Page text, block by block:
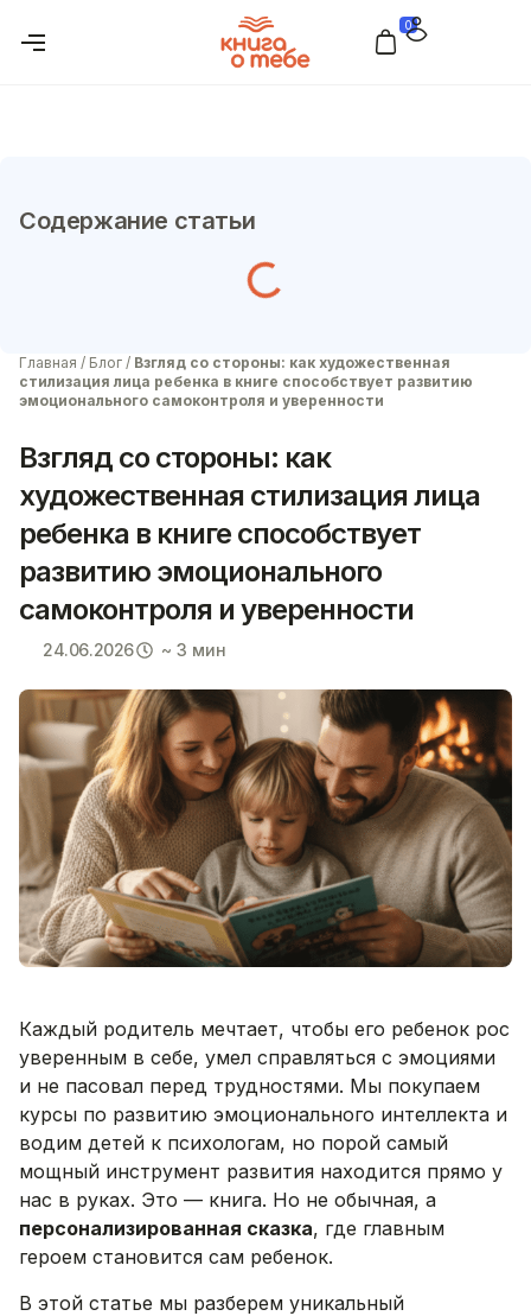
0
Главная / Блог / Взгляд со стороны: как художественная
стилизация лица ребенка в книге способствует развитию
эмоционального самоконтроля и уверенности
Взгляд со стороны: как
художественная стилизация лица
ребенка в книге способствует
развитию эмоционального
самоконтроля и уверенности
24.06.2026 ~ 3 мин
Каждый родитель мечтает, чтобы его ребенок рос
уверенным в себе, умел справляться с эмоциями
и не пасовал перед трудностями. Мы покупаем
курсы по развитию эмоционального интеллекта и
водим детей к психологам, но порой самый
мощный инструмент развития находится прямо у
нас в руках. Это — книга. Но не обычная, а
персонализированная сказка, где главным
героем становится сам ребенок.
В этой статье мы разберем уникальный
Содержание статьи